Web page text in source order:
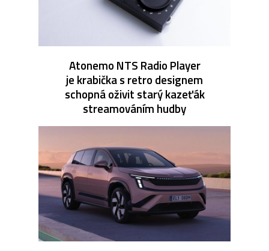
Atonemo NTS Radio Player
je krabička s retro designem
schopná oživit starý kazeťák
streamováním hudby